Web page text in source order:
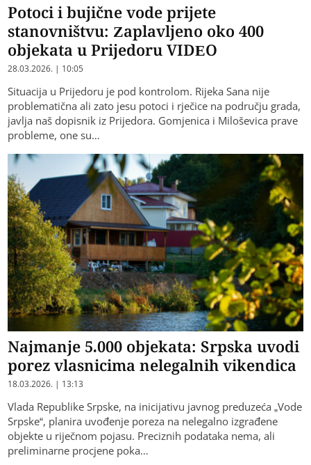
Potoci i bujične vode prijete
stanovništvu: Zaplavljeno oko 400
objekata u Prijedoru VIDEO
28.03.2026. | 10:05
Situacija u Prijedoru je pod kontrolom. Rijeka Sana nije
problematična ali zato jesu potoci i rječice na području grada,
javlja naš dopisnik iz Prijedora. Gomjenica i Miloševica prave
probleme, one su…
Najmanje 5.000 objekata: Srpska uvodi
porez vlasnicima nelegalnih vikendica
18.03.2026. | 13:13
Vlada Republike Srpske, na inicijativu javnog preduzeća „Vode
Srpske“, planira uvođenje poreza na nelegalno izgrađene
objekte u riječnom pojasu. Preciznih podataka nema, ali
preliminarne procjene poka…